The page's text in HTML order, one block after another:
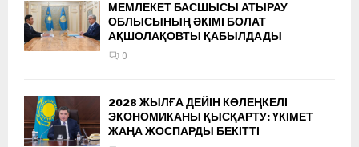
МЕМЛЕКЕТ БАСШЫСЫ АТЫРАУ
ОБЛЫСЫНЫҢ ӘКІМІ БОЛАТ
АҚШОЛАҚОВТЫ ҚАБЫЛДАДЫ
0
2028 ЖЫЛҒА ДЕЙІН КӨЛЕҢКЕЛІ
ЭКОНОМИКАНЫ ҚЫСҚАРТУ: ҮКІМЕТ
ЖАҢА ЖОСПАРДЫ БЕКІТТІ